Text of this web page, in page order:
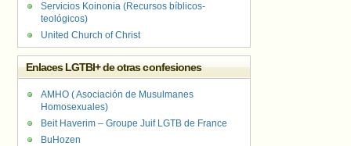
Servicios Koinonia (Recursos bíblicos-
teológicos)
United Church of Christ
Enlaces LGTBI+ de otras confesiones
AMHO ( Asociación de Musulmanes
Homosexuales)
Beit Haverim – Groupe Juif LGTB de France
BuHozen